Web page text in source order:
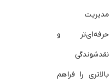
مدیریت
حرفه‌ای‌تر و
نقدشوندگی
بالاتری را فراهم